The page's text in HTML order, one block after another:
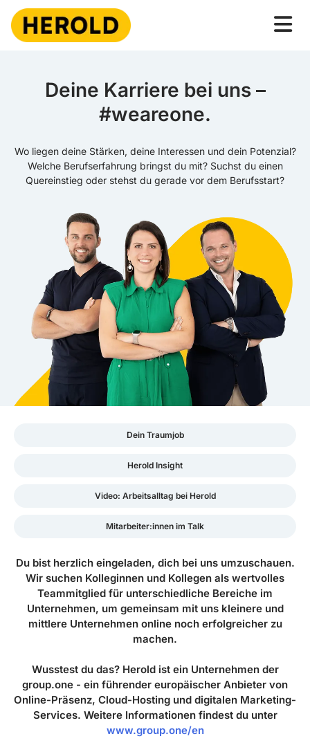
Deine Karriere bei uns –
#weareone.
Wo liegen deine Stärken, deine Interessen und dein Potenzial?
Welche Berufserfahrung bringst du mit? Suchst du einen
Quereinstieg oder stehst du gerade vor dem Berufsstart?
Dein Traumjob
Herold Insight
Video: Arbeitsalltag bei Herold
Mitarbeiter:innen im Talk
Du bist herzlich eingeladen, dich bei uns umzuschauen.
Wir suchen Kolleginnen und Kollegen als wertvolles
Teammitglied für unterschiedliche Bereiche im
Unternehmen, um gemeinsam mit uns kleinere und
mittlere Unternehmen online noch erfolgreicher zu
machen.
Wusstest du das? Herold ist ein Unternehmen der
group.one - ein führender europäischer Anbieter von
Online-Präsenz, Cloud-Hosting und digitalen Marketing-
Services. Weitere Informationen findest du unter
www.group.one/en